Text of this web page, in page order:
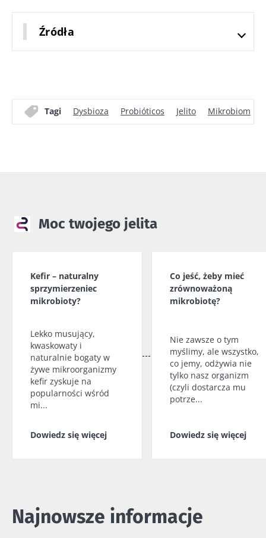
Źródła
Tagi Dysbioza Probióticos Jelito Mikrobiom
Moc twojego jelita
Kefir – naturalny
sprzymierzeniec
mikrobioty?
Lekko musujący,
kwaskowaty i
naturalnie bogaty w
żywe mikroorganizmy
kefir zyskuje na
popularności wśród
mi...
Dowiedz się więcej
Co jeść, żeby mieć
zrównoważoną
mikrobiotę?
Nie zawsze o tym
myślimy, ale wszystko,
co jemy, odżywia nie
tylko nasz organizm
(czyli dostarcza mu
potrze...
Dowiedz się więcej
Najnowsze informacje